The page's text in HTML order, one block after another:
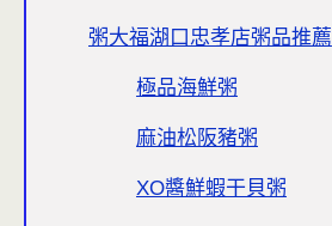
粥大福湖口忠孝店粥品推薦
極品海鮮粥
麻油松阪豬粥
XO醬鮮蝦干貝粥